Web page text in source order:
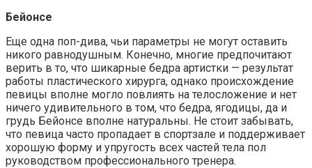
Бейонсе
Еще одна поп-дива, чьи параметры не могут оставить
никого равнодушным. Конечно, многие предпочитают
верить в то, что шикарные бедра артистки — результат
работы пластического хирурга, однако происхождение
певицы вполне могло повлиять на телосложение и нет
ничего удивительного в том, что бедра, ягодицы, да и
грудь Бейонсе вполне натуральны. Не стоит забывать,
что певица часто пропадает в спортзале и поддерживает
хорошую форму и упругость всех частей тела пол
руководством профессионального тренера.